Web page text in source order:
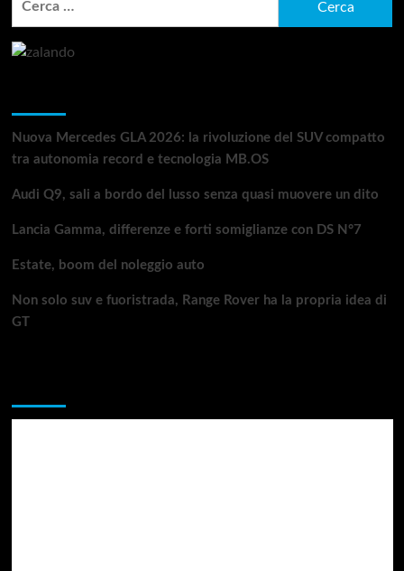
Nuova Mercedes GLA 2026: la rivoluzione del SUV compatto
tra autonomia record e tecnologia MB.OS
Audi Q9, sali a bordo del lusso senza quasi muovere un dito
Lancia Gamma, differenze e forti somiglianze con DS N°7
Estate, boom del noleggio auto
Non solo suv e fuoristrada, Range Rover ha la propria idea di
GT